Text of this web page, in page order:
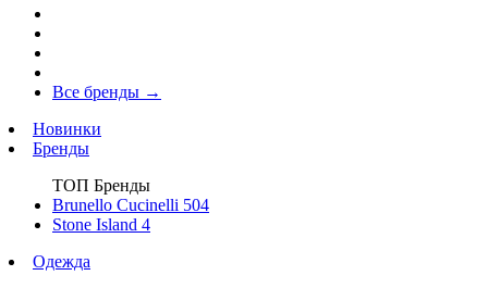
Все бренды →
Новинки
Бренды
ТОП Бренды
Brunello Cucinelli 504
Stone Island 4
Одежда